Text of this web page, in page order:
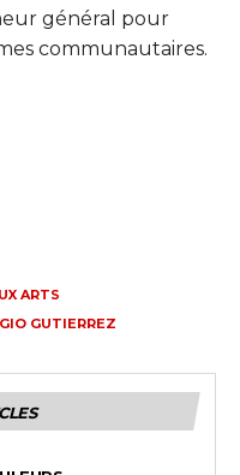
général pour
communautaires.
ARTS
GUTIERREZ